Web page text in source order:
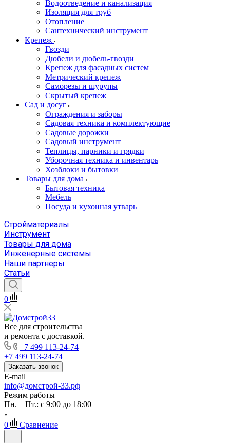
Водоотведение и канализация
Изоляция для труб
Отопление
Сантехнический инструмент
Крепеж
Гвозди
Дюбели и дюбель-гвозди
Крепеж для фасадных систем
Метрический крепеж
Саморезы и шурупы
Скрытый крепеж
Сад и досуг
Ограждения и заборы
Садовая техника и комплектующие
Садовые дорожки
Садовый инструмент
Теплицы, парники и грядки
Уборочная техника и инвентарь
Хозблоки и бытовки
Товары для дома
Бытовая техника
Мебель
Посуда и кухонная утварь
Стройматериалы
Инструмент
Товары для дома
Инженерные системы
Наши партнеры
Статьи
0
Все для строительства
и ремонта с доставкой.
+7 499 113-24-74
+7 499 113-24-74
Заказать звонок
E-mail
info@домстрой-33.рф
Режим работы
Пн. – Пт.: с 9:00 до 18:00
0 Сравнение